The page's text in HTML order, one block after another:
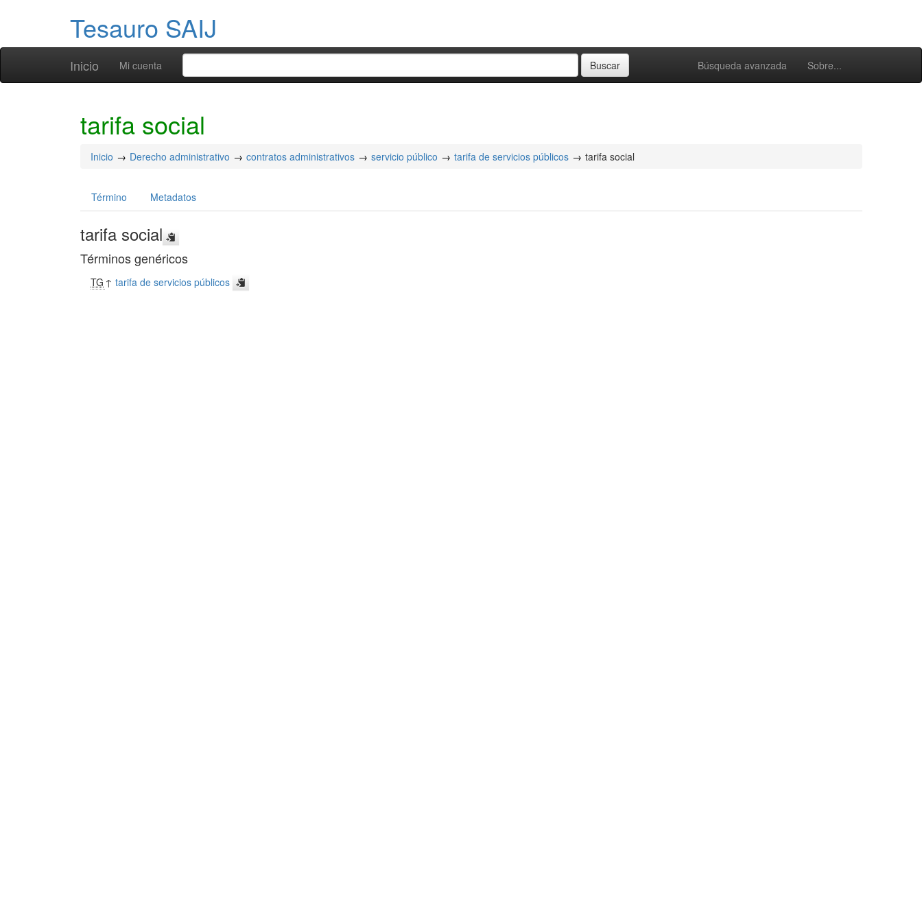
Tesauro SAIJ
Inicio Búsqueda avanzada Sobre...
Mi cuenta
tarifa social
Inicio Derecho administrativo contratos administrativos servicio público tarifa de servicios públicos tarifa social
Término Metadatos
tarifa social
Términos genéricos
TG ↑tarifa de servicios públicos